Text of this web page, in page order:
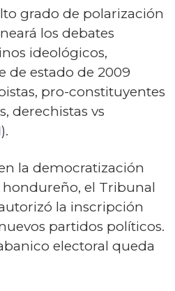
grado de polarización
los debates
ideológicos,
de estado de 2009
pro-constituyentes
derechistas vs
).
la democratización
el Tribunal
la inscripción
partidos políticos.
electoral queda